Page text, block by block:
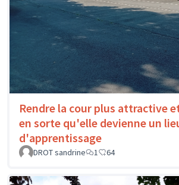
Rendre la cour plus attractive
en sorte qu'elle devienne un
d'apprentissage
DROT sandrine 1 64